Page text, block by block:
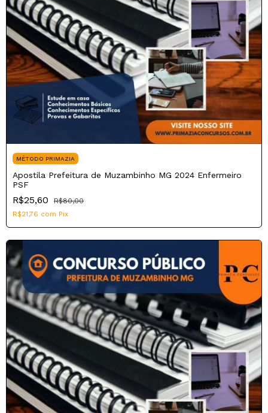
MÉTODO PRIMAZIA
Apostila Prefeitura de Muzambinho MG 2024 Enfermeiro
PSF
R$25,60
R$80,00
R$21,76 com Pix